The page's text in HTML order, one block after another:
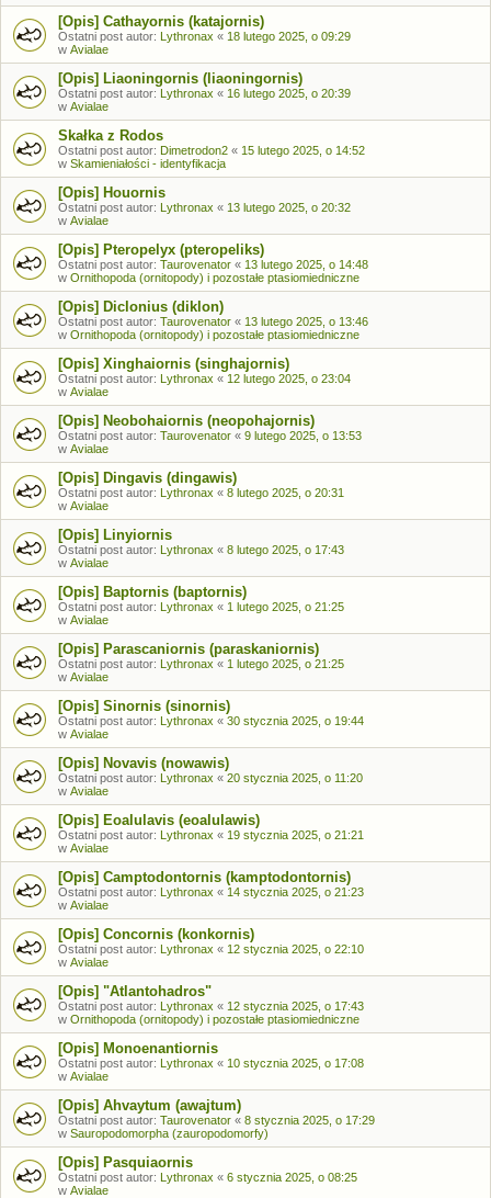
[Opis] Cathayornis (katajornis)
Ostatni post autor: Lythronax « 18 lutego 2025, o 09:29
w Avialae
[Opis] Liaoningornis (liaoningornis)
Ostatni post autor: Lythronax « 16 lutego 2025, o 20:39
w Avialae
Skałka z Rodos
Ostatni post autor: Dimetrodon2 « 15 lutego 2025, o 14:52
w Skamieniałości - identyfikacja
[Opis] Houornis
Ostatni post autor: Lythronax « 13 lutego 2025, o 20:32
w Avialae
[Opis] Pteropelyx (pteropeliks)
Ostatni post autor: Taurovenator « 13 lutego 2025, o 14:48
w Ornithopoda (ornitopody) i pozostałe ptasiomiedniczne
[Opis] Diclonius (diklon)
Ostatni post autor: Taurovenator « 13 lutego 2025, o 13:46
w Ornithopoda (ornitopody) i pozostałe ptasiomiedniczne
[Opis] Xinghaiornis (singhajornis)
Ostatni post autor: Lythronax « 12 lutego 2025, o 23:04
w Avialae
[Opis] Neobohaiornis (neopohajornis)
Ostatni post autor: Taurovenator « 9 lutego 2025, o 13:53
w Avialae
[Opis] Dingavis (dingawis)
Ostatni post autor: Lythronax « 8 lutego 2025, o 20:31
w Avialae
[Opis] Linyiornis
Ostatni post autor: Lythronax « 8 lutego 2025, o 17:43
w Avialae
[Opis] Baptornis (baptornis)
Ostatni post autor: Lythronax « 1 lutego 2025, o 21:25
w Avialae
[Opis] Parascaniornis (paraskaniornis)
Ostatni post autor: Lythronax « 1 lutego 2025, o 21:25
w Avialae
[Opis] Sinornis (sinornis)
Ostatni post autor: Lythronax « 30 stycznia 2025, o 19:44
w Avialae
[Opis] Novavis (nowawis)
Ostatni post autor: Lythronax « 20 stycznia 2025, o 11:20
w Avialae
[Opis] Eoalulavis (eoalulawis)
Ostatni post autor: Lythronax « 19 stycznia 2025, o 21:21
w Avialae
[Opis] Camptodontornis (kamptodontornis)
Ostatni post autor: Lythronax « 14 stycznia 2025, o 21:23
w Avialae
[Opis] Concornis (konkornis)
Ostatni post autor: Lythronax « 12 stycznia 2025, o 22:10
w Avialae
[Opis] "Atlantohadros"
Ostatni post autor: Lythronax « 12 stycznia 2025, o 17:43
w Ornithopoda (ornitopody) i pozostałe ptasiomiedniczne
[Opis] Monoenantiornis
Ostatni post autor: Lythronax « 10 stycznia 2025, o 17:08
w Avialae
[Opis] Ahvaytum (awajtum)
Ostatni post autor: Taurovenator « 8 stycznia 2025, o 17:29
w Sauropodomorpha (zauropodomorfy)
[Opis] Pasquiaornis
Ostatni post autor: Lythronax « 6 stycznia 2025, o 08:25
w Avialae